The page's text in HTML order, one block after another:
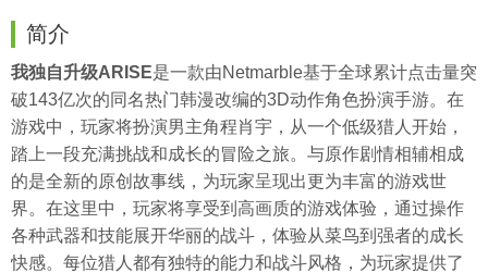
简介
我独自升级ARISE是一款由Netmarble基于全球累计点击量突
破143亿次的同名热门韩漫改编的3D动作角色扮演手游。在
游戏中，玩家将扮演男主角程肖宇，从一个低级猎人开始，
踏上一段充满挑战和成长的冒险之旅。与原作剧情相辅相成
的是全新的原创故事线，为玩家呈现出更为丰富的游戏世
界。在这里中，玩家将享受到高画质的游戏体验，通过操作
各种武器和技能展开华丽的战斗，体验从菜鸟到强者的成长
快感。每位猎人都有独特的能力和战斗风格，为玩家提供了